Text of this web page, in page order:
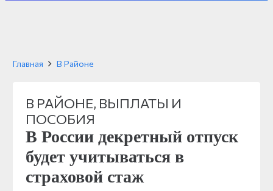
Главная В Районе
В РАЙОНЕ, ВЫПЛАТЫ И
ПОСОБИЯ
В России декретный отпуск
будет учитываться в
страховой стаж